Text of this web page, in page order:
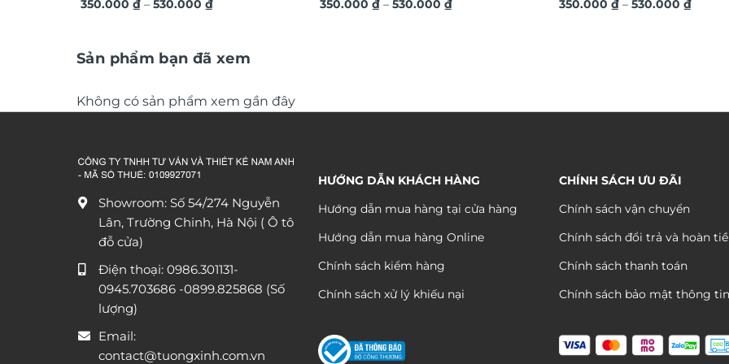
theo yêu cầu, quà tặng sự kiện ý
350.000₫ – 530.000₫Khoảng
530.000 ₫
theo yêu cầu, quà tặng tân gia, sự
350.000₫ – 530.000₫Khoảng
theo yêu cầu, quà tặng doanh
350.000 ₫ – 530.000 ₫Khoảng
Sản phẩm bạn đã xem
Không có sản phẩm xem gần đây
Showroom: Số 54/274 Nguyễn
Lân, Trường Chinh, Hà Nội ( Ô tô
đỗ cửa)
Điện thoại: 0986.301131-
0945.703686 -0899.825868 (Số
lượng)
Email:
contact@tuongxinh.com.vn
HƯỚNG DẪN KHÁCH HÀNG
Hướng dẫn mua hàng tại cửa hàng
Hướng dẫn mua hàng Online
Chính sách kiểm hàng
Chính sách xử lý khiếu nại
CHÍNH SÁCH ƯU ĐÃI
Chính sách vận chuyển
Chính sách đổi trả và hoàn
Chính sách thanh toán
Chính sách bảo mật thông tin